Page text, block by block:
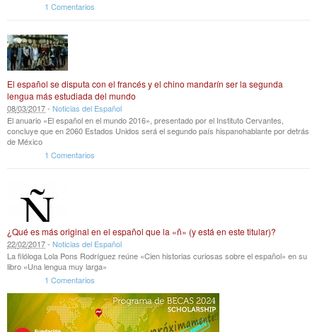
1 Comentarios
El español se disputa con el francés y el chino mandarín ser la segunda
lengua más estudiada del mundo
08/03/2017- Noticias del Español
El anuario «El español en el mundo 2016», presentado por el Instituto Cervantes,
concluye que en 2060 Estados Unidos será el segundo país hispanohablante por detrás
de México
1 Comentarios
¿Qué es más original en el español que la «ñ» (y está en este titular)?
22/02/2017- Noticias del Español
La filóloga Lola Pons Rodríguez reúne «Cien historias curiosas sobre el español» en su
libro «Una lengua muy larga»
1 Comentarios